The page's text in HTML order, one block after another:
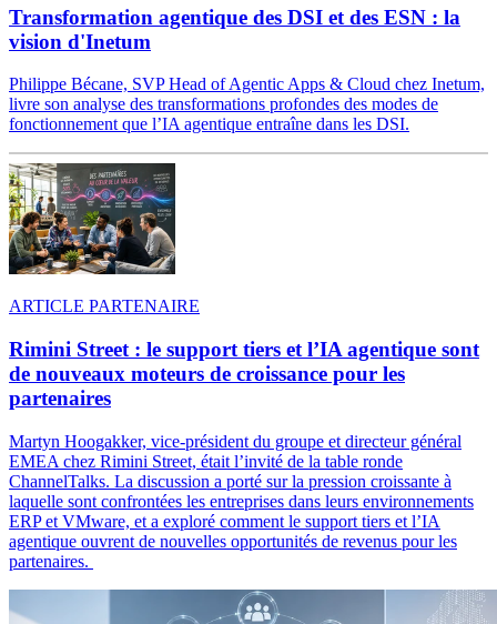
Transformation agentique des DSI et des ESN : la
vision d'Inetum
Philippe Bécane, SVP Head of Agentic Apps & Cloud chez Inetum,
livre son analyse des transformations profondes des modes de
fonctionnement que l’IA agentique entraîne dans les DSI.
ARTICLE PARTENAIRE
Rimini Street : le support tiers et l’IA agentique sont
de nouveaux moteurs de croissance pour les
partenaires
Martyn Hoogakker, vice-président du groupe et directeur général
EMEA chez Rimini Street, était l’invité de la table ronde
ChannelTalks. La discussion a porté sur la pression croissante à
laquelle sont confrontées les entreprises dans leurs environnements
ERP et VMware, et a exploré comment le support tiers et l’IA
agentique ouvrent de nouvelles opportunités de revenus pour les
partenaires.